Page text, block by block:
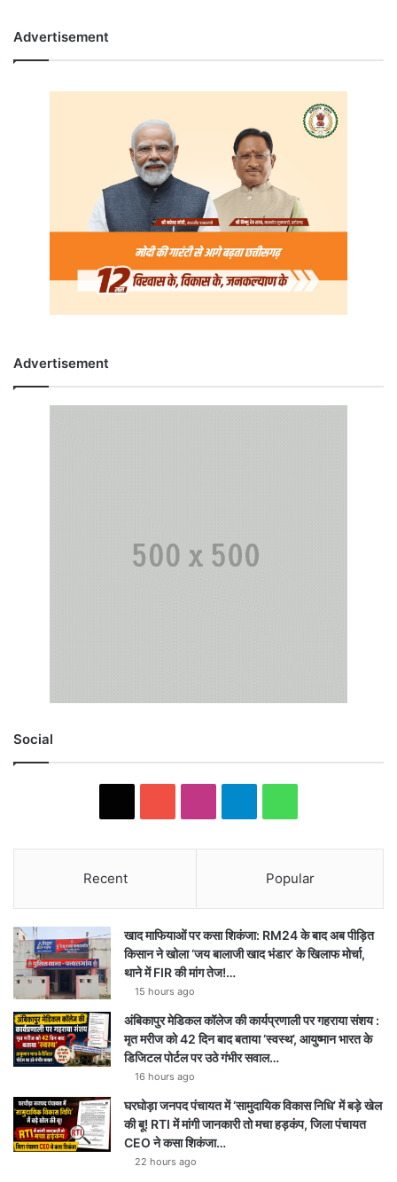
Advertisement
Advertisement
Social
Recent Popular
खाद माफियाओं पर कसा शिकंजा: RM24 के बाद अब पीड़ित
किसान ने खोला ‘जय बालाजी खाद भंडार’ के खिलाफ मोर्चा,
थाने में FIR की मांग तेज!…
15 hours ago
अंबिकापुर मेडिकल कॉलेज की कार्यप्रणाली पर गहराया संशय :
मृत मरीज को 42 दिन बाद बताया ‘स्वस्थ’, आयुष्मान भारत के
डिजिटल पोर्टल पर उठे गंभीर सवाल…
16 hours ago
घरघोड़ा जनपद पंचायत में ‘सामुदायिक विकास निधि’ में बड़े खेल
की बू! RTI में मांगी जानकारी तो मचा हड़कंप, जिला पंचायत
CEO ने कसा शिकंजा…
22 hours ago